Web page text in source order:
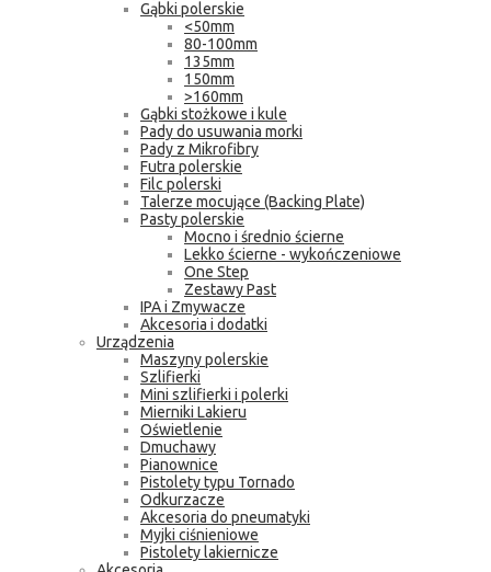
Gąbki polerskie
<50mm
80-100mm
135mm
150mm
>160mm
Gąbki stożkowe i kule
Pady do usuwania morki
Pady z Mikrofibry
Futra polerskie
Filc polerski
Talerze mocujące (Backing Plate)
Pasty polerskie
Mocno i średnio ścierne
Lekko ścierne - wykończeniowe
One Step
Zestawy Past
IPA i Zmywacze
Akcesoria i dodatki
Urządzenia
Maszyny polerskie
Szlifierki
Mini szlifierki i polerki
Mierniki Lakieru
Oświetlenie
Dmuchawy
Pianownice
Pistolety typu Tornado
Odkurzacze
Akcesoria do pneumatyki
Myjki ciśnieniowe
Pistolety lakiernicze